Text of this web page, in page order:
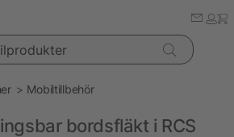
Mobiltillbehör
bordsfläkt i RCS